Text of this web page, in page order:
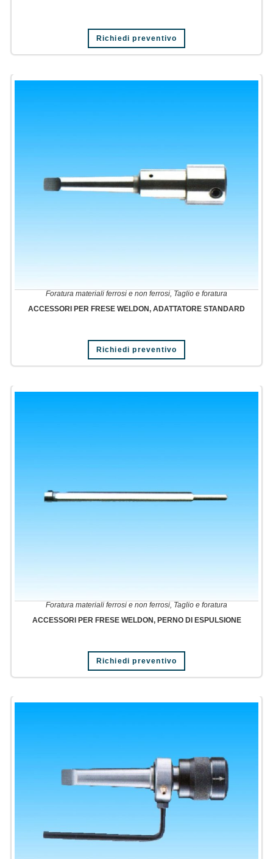
Richiedi preventivo
Foratura materiali ferrosi e non ferrosi, Taglio e foratura
ACCESSORI PER FRESE WELDON, ADATTATORE STANDARD
Richiedi preventivo
Foratura materiali ferrosi e non ferrosi Taglio e foratura
ACCESSORI PER FRESE WELDON, PERNO DI ESPULSIONE
Richiedi preventivo